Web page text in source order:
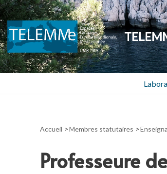
Aller
au
contenu
Accueil >Membres statutaires >
Professeure